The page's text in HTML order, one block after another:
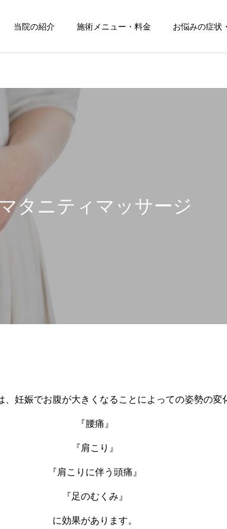
当院の紹介 施術メニュー・料金 お悩みの症状
骨盤矯正 マタニティマッサ
マタニティマッサージ
、妊娠でお腹が大きくなることによっての姿勢の変
『腰痛』
『肩こり』
『肩こりに伴う頭痛』
『足のむくみ』
に効果があります。